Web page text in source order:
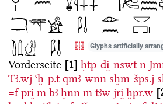
Glyphs artificially
Vorderseite 1 ḥtp-ḏi̯-nswt n
Tꜣ.wj ꜥḫ-p.t qmꜣ-wnn sḫm-šps.j
=f pri̯ m bꜣ ḫnn m ṯꜣw jri̯ ḫpr.w